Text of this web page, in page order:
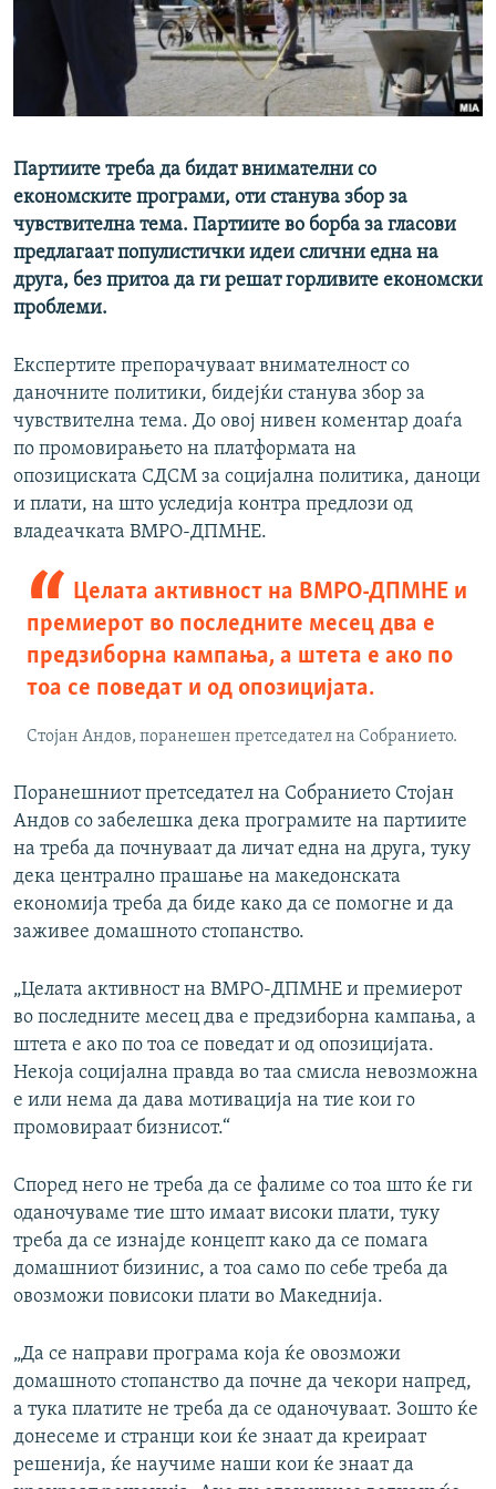
РСЕ веб страници
Партиите треба да бидат внимателни со
економските програми, оти станува збор за
чувствителна тема. Партиите во борба за гласови
предлагаат популистички идеи слични една на
друга, без притоа да ги решат горливите економски
проблеми.
Експертите препорачуваат внимателност со
даночните политики, бидејќи станува збор за
чувствителна тема. До овој нивен коментар доаѓа
по промовирањето на платформата на
опозициската СДСМ за социјална политика, даноци
и плати, на што уследија контра предлози од
владеачката ВМРО-ДПМНЕ.
Целата активност на ВМРО-ДПМНЕ и
премиерот во последните месец два е
предзиборна кампања, а штета е ако по
тоа се поведaт и од опозицијата.
Стојан Андов, поранешен претседател на Собрaнието.
Поранешниот претседател на Собрaнието Стојан
Андов со забелешка дека програмите на партиите
на треба да почнуваат да личат една на друга, туку
дека централно прашање на македонската
економија треба да биде како да се помогне и да
заживее домашното стопанство.
„Целата активност на ВМРО-ДПМНЕ и премиерот
во последните месец два е предзиборна кампања, а
штета е ако по тоа се поведaт и од опозицијата.
Некоја социјална правдa во таа смисла невозможна
е или нема да дава мотивација на тие кои го
промовираат бизнисот.“
Според него не треба да се фалиме со тоа што ќе ги
оданочуваме тие што имаат високи плати, туку
треба да се изнајде концепт како да се помага
домашниот бизинис, a тоа само по себе треба да
овозможи повисоки плати во Македнија.
„Да се направи програма која ќе овозможи
домашното стопанство да почне да чекори напред,
а тука платите не треба да се оданочуваат. Зошто ќе
донесеме и странци кои ќе знаат да креираат
решенија, ќе научиме наши кои ќе знаат да